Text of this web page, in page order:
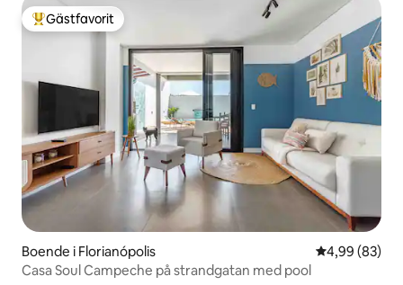
Populär gästfavorit
Gästfavorit
Boende i Florianópolis 4,99 av 5 i
4,99 (83)
Casa Soul Campeche på strandgatan med pool